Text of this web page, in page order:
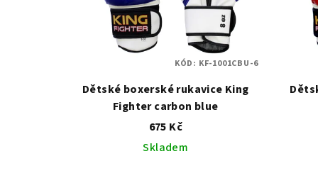
Dětské boxerské rukavice King
Fighter carbon blue
675 Kč
Skladem
KÓD: KF-1001CBU-6